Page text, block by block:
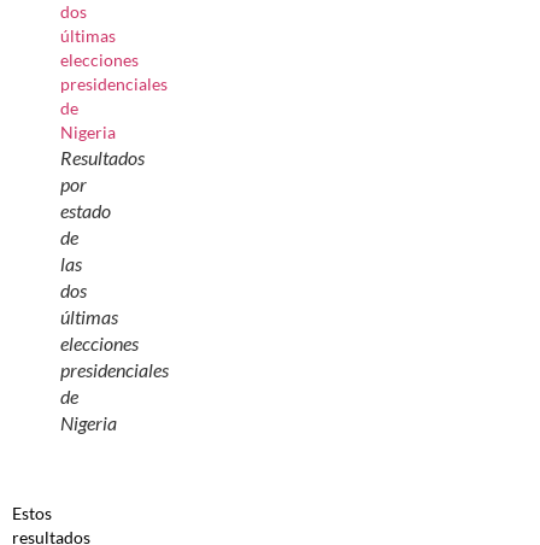
Resultados
por
estado
de
las
dos
últimas
elecciones
presidenciales
de
Nigeria
Estos
resultados